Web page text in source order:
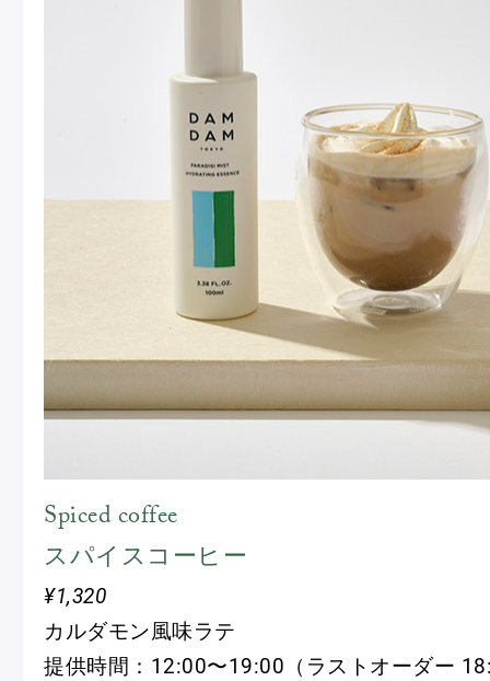
Spiced coffee
スパイスコーヒー
¥1,320
カルダモン風味ラテ
提供時間：12:00〜19:00（ラストオーダー